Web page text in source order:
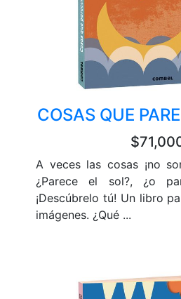
COSAS QUE
A veces las cosas ¡no
¿Parece el sol?, ¿o
¡Descúbrelo tú! Un libro
imágenes. ¿Qué ...